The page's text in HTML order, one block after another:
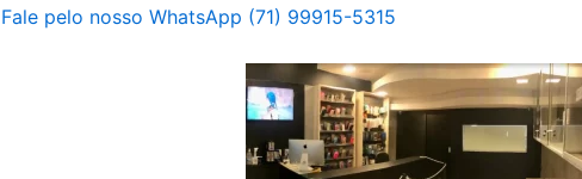
Fale pelo nosso WhatsApp (71) 99915-5315